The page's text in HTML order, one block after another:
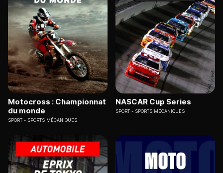
Motocross : Championnat
du monde
SPORT SPORTS MÉCANIQUES
NASCAR Cup Series
SPORT SPORTS MÉCANIQUES